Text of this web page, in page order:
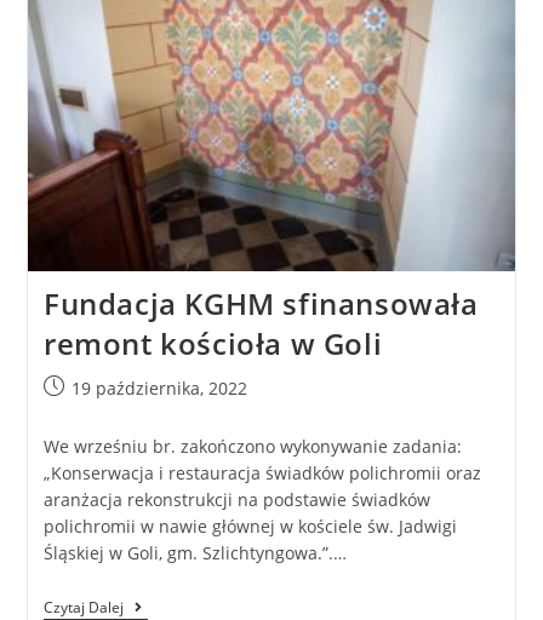
Fundacja KGHM sfinansowała
remont kościoła w Goli
19 października, 2022
We wrześniu br. zakończono wykonywanie zadania:
„Konserwacja i restauracja świadków polichromii oraz
aranżacja rekonstrukcji na podstawie świadków
polichromii w nawie głównej w kościele św. Jadwigi
Śląskiej w Goli, gm. Szlichtyngowa.”.…
Czytaj Dalej